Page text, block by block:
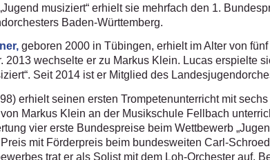
musiziert“ erhielt sie mehrfach den 1.
Baden-Württemberg.
geboren 2000 in Tübingen, erhielt im Alter von
2013 wechselte er zu Markus Klein. Lucas erspielte
Seit 2014 ist er Mitglied des
erhielt seinen ersten Trompetenunterricht mit
Markus Klein an der Musikschule Fellbach
vier erste Bundespreise beim Wettbewerb
mit Förderpreis beim bundesweiten Carl-
trat er als Solist mit dem Loh-Orchester auf.